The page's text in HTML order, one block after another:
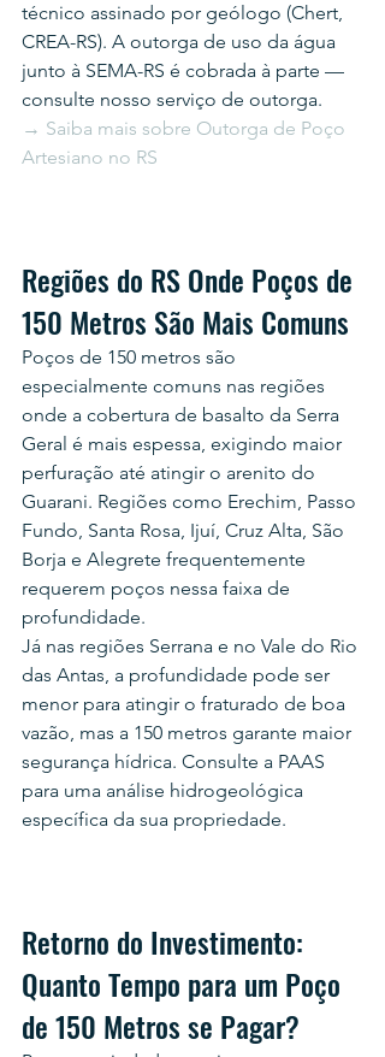
técnico assinado por geólogo (Chert,
CREA-RS). A outorga de uso da água
junto à SEMA-RS é cobrada à parte —
consulte nosso serviço de outorga.
→ Saiba mais sobre Outorga de Poço
Artesiano no RS
Regiões do RS Onde Poços de
150 Metros São Mais Comuns
Poços de 150 metros são
especialmente comuns nas regiões
onde a cobertura de basalto da Serra
Geral é mais espessa, exigindo maior
perfuração até atingir o arenito do
Guarani. Regiões como Erechim, Passo
Fundo, Santa Rosa, Ijuí, Cruz Alta, São
Borja e Alegrete frequentemente
requerem poços nessa faixa de
profundidade.
Já nas regiões Serrana e no Vale do Rio
das Antas, a profundidade pode ser
menor para atingir o fraturado de boa
vazão, mas a 150 metros garante maior
segurança hídrica. Consulte a PAAS
para uma análise hidrogeológica
específica da sua propriedade.
Retorno do Investimento:
Quanto Tempo para um Poço
de 150 Metros se Pagar?